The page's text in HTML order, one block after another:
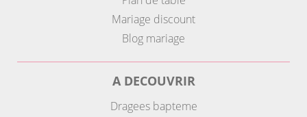
Mariage discount
Blog mariage
A DECOUVRIR
Dragees bapteme